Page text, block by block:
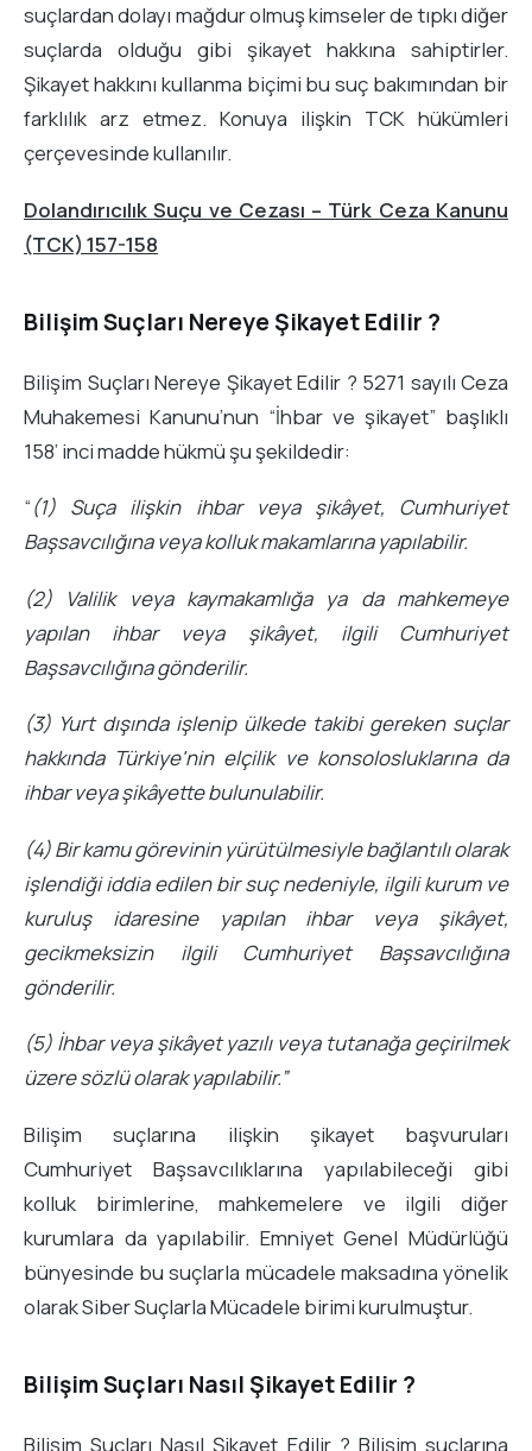
suçlardan dolayı mağdur olmuş kimseler de tıpkı diğer
suçlarda olduğu gibi şikayet hakkına sahiptirler.
Şikayet hakkını kullanma biçimi bu suç bakımından bir
farklılık arz etmez. Konuya ilişkin TCK hükümleri
çerçevesinde kullanılır.
Dolandırıcılık Suçu ve Cezası – Türk Ceza Kanunu
(TCK) 157-158
Bilişim Suçları Nereye Şikayet Edilir ?
Bilişim Suçları Nereye Şikayet Edilir ? 5271 sayılı Ceza
Muhakemesi Kanunu’nun “İhbar ve şikayet” başlıklı
158’ inci madde hükmü şu şekildedir:
“(1) Suça ilişkin ihbar veya şikâyet, Cumhuriyet
Başsavcılığına veya kolluk makamlarına yapılabilir.
(2) Valilik veya kaymakamlığa ya da mahkemeye
yapılan ihbar veya şikâyet, ilgili Cumhuriyet
Başsavcılığına gönderilir.
(3) Yurt dışında işlenip ülkede takibi gereken suçlar
hakkında Türkiye'nin elçilik ve konsolosluklarına da
ihbar veya şikâyette bulunulabilir.
(4) Bir kamu görevinin yürütülmesiyle bağlantılı olarak
işlendiği iddia edilen bir suç nedeniyle, ilgili kurum ve
kuruluş idaresine yapılan ihbar veya şikâyet,
gecikmeksizin ilgili Cumhuriyet Başsavcılığına
gönderilir.
(5) İhbar veya şikâyet yazılı veya tutanağa geçirilmek
üzere sözlü olarak yapılabilir.”
Bilişim suçlarına ilişkin şikayet başvuruları
Cumhuriyet Başsavcılıklarına yapılabileceği gibi
kolluk birimlerine, mahkemelere ve ilgili diğer
kurumlara da yapılabilir. Emniyet Genel Müdürlüğü
bünyesinde bu suçlarla mücadele maksadına yönelik
olarak Siber Suçlarla Mücadele birimi kurulmuştur.
Bilişim Suçları Nasıl Şikayet Edilir ?
Bilişim Suçları Nasıl Şikayet Edilir ? Bilişim suçlarına